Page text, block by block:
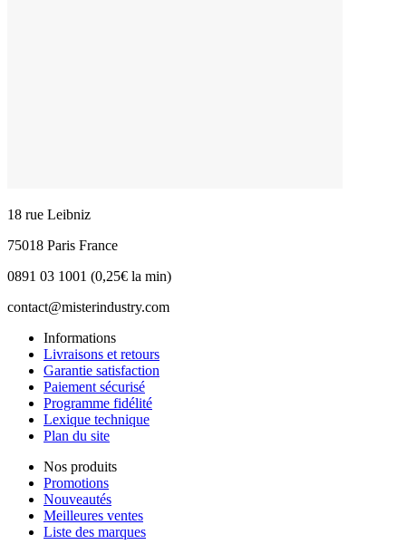
18 rue Leibniz
75018 Paris France
0891 03 1001 (0,25€ la min)
contact@misterindustry.com
Informations
Livraisons et retours
Garantie satisfaction
Paiement sécurisé
Programme fidélité
Lexique technique
Plan du site
Nos produits
Promotions
Nouveautés
Meilleures ventes
Liste des marques